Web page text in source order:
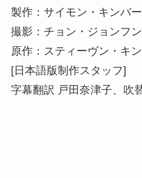
製作：サイモン・キンバ
撮影：チョン・ジョンフン
原作：スティーヴン・キ
[日本語版制作スタッフ]
字幕翻訳 戸田奈津子、吹